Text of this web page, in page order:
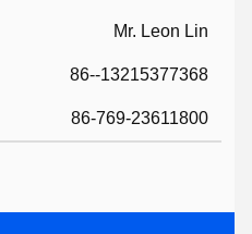
Mr. Leon Lin
86--13215377368
86-769-23611800